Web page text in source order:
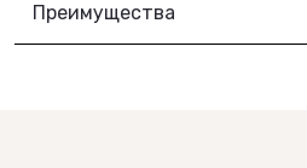
Преимущества